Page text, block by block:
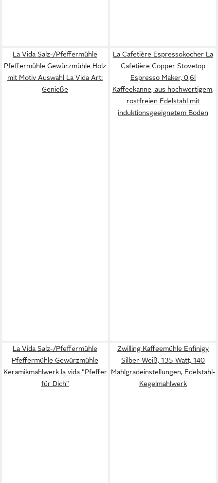
La Vida Salz-/Pfeffermühle
Pfeffermühle Gewürzmühle Holz
mit Motiv Auswahl La Vida Art:
Genieße
La Cafetière Espressokocher La
Cafetière Copper Stovetop
Espresso Maker, 0,6l
Kaffeekanne, aus hochwertigem,
rostfreien Edelstahl mit
induktionsgeeignetem Boden
La Vida Salz-/Pfeffermühle
Pfeffermühle Gewürzmühle
Keramikmahlwerk la vida "Pfeffer
für Dich"
Zwilling Kaffeemühle Enfinigy
Silber-Weiß, 135 Watt, 140
Mahlgradeinstellungen, Edelstahl-
Kegelmahlwerk